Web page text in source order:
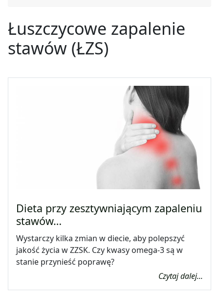
Łuszczycowe zapalenie
stawów (ŁZS)
Dieta przy zesztywniającym zapaleniu
stawów…
Wystarczy kilka zmian w diecie, aby polepszyć
jakość życia w ZZSK. Czy kwasy omega-3 są w
stanie przynieść poprawę?
Czytaj dalej...